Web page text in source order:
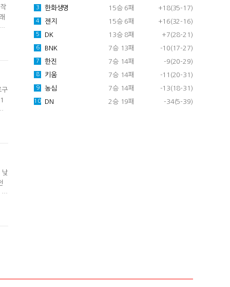
구
낮
3 한화생명 15승 6패 +18(35-17)
4 젠지 15승 6패 +16(32-16)
5 DK 13승 8패 +7(28-21)
6 BNK 7승 13패 -10(17-27)
7 한진 7승 14패 -9(20-29)
8 키움 7승 14패 -11(20-31)
9 농심 7승 14패 -13(18-31)
10 DN 2승 19패 -34(5-39)